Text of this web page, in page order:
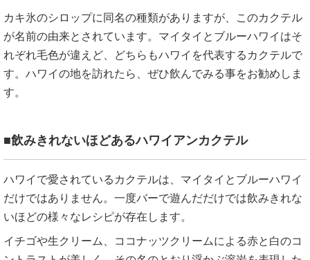
カキ氷のシロップに同名の種類がありますが、このカクテル
が名前の由来とされています。マイタイとブルーハワイはそ
れぞれ毛色が違えど、どちらもハワイを代表するカクテルで
す。ハワイの地を訪れたら、ぜひ飲んでみる事をお勧めしま
す。
■飲みきれないほどあるハワイアンカクテル
ハワイで愛されているカクテルは、マイタイとブルーハワイ
だけではありません。一度バーで遊んだだけでは飲みきれな
いほどの様々なレシピが存在します。
イチゴや生クリーム、ココナッツクリームによる赤と白のコ